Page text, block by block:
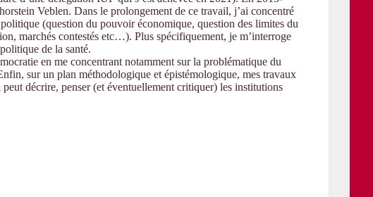
Veblen. Dans le prolongement de ce travail, j’ai concentré
(question du pouvoir économique, question des limites du
marchés contestés etc…). Plus spécifiquement, je m’interroge
de la santé.
en me concentrant notamment sur la problématique du
sur un plan méthodologique et épistémologique, mes travaux
décrire, penser (et éventuellement critiquer) les institutions